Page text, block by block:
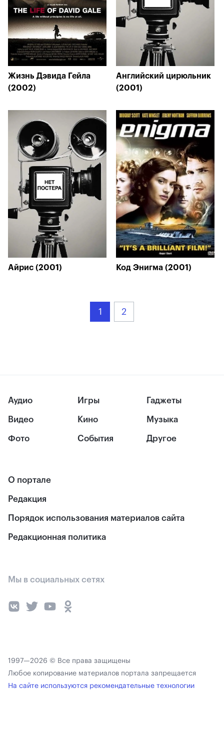
Жизнь Дэвида Гейла
(2002)
Английский цирюльник
(2001)
Айрис (2001) Код Энигма (2001)
1 2
Аудио
Видео
Фото
Игры
Кино
События
Гаджеты
Музыка
Другое
О портале
Редакция
Порядок использования материалов сайта
Редакционная политика
Мы в социальных сетях
1997—2026 © Все права защищены
Любое копирование материалов портала запрещается
На сайте используются рекомендательные технологии